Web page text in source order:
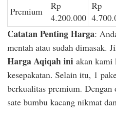
Premium
Rp
4.200.000
Rp
Catatan Penting Harga:
mentah atau sudah dimasak.
Harga Aqiqah ini akan kami
kesepakatan. Selain itu, 1
berkualitas premium.
sate bumbu kacang nikmat